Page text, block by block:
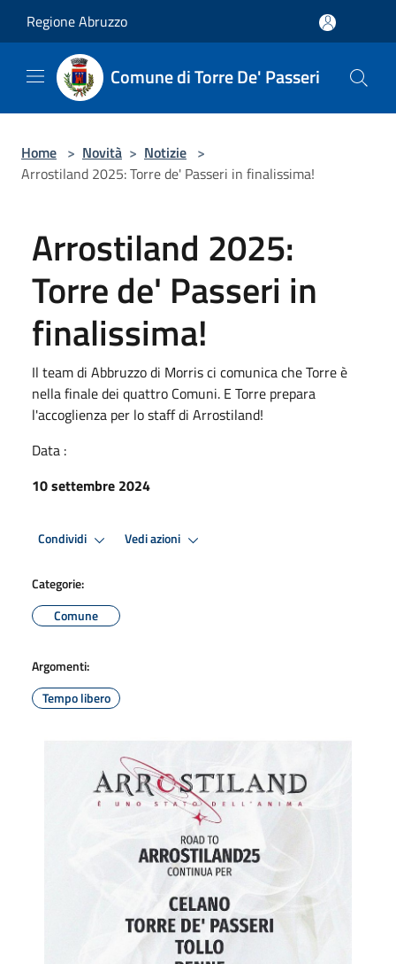
Regione Abruzzo
Comune di Torre De' Passeri
Home > Novità > Notizie >
Arrostiland 2025: Torre de' Passeri in finalissima!
Arrostiland 2025:
Torre de' Passeri in
finalissima!
Il team di Abbruzzo di Morris ci comunica che Torre è
nella finale dei quattro Comuni. E Torre prepara
l'accoglienza per lo staff di Arrostiland!
Data :
10 settembre 2024
Condividi Vedi azioni
Categorie:
Comune
Argomenti:
Tempo libero